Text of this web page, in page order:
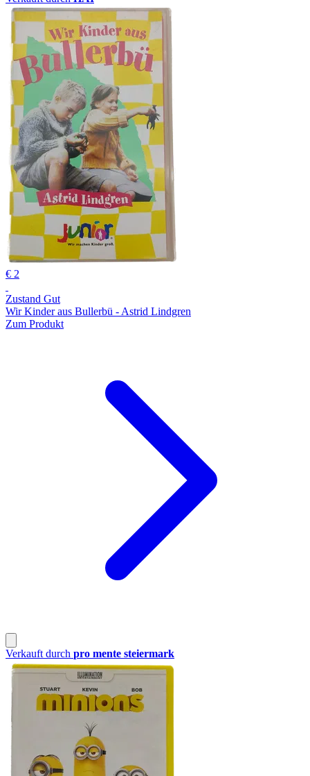
€ 2
Zustand Gut
Wir Kinder aus Bullerbü - Astrid Lindgren
Zum Produkt
Verkauft durch pro mente steiermark